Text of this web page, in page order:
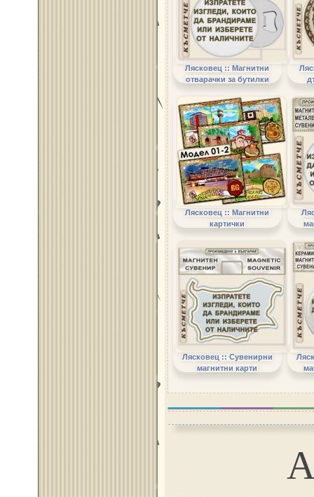
Лясковец :: Магнитни
отварачки за бутилки
Лясковец :: Магнитни
картички
Лясковец :: Сувенирни
магнитни карти